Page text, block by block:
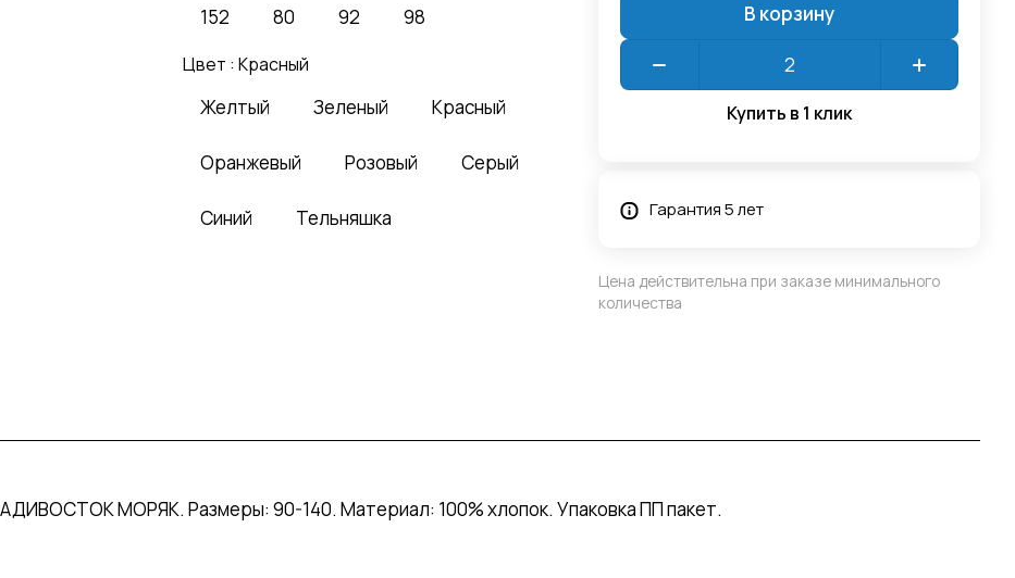
152 80 92 98
Цвет : Красный
Желтый Зеленый Красный
Оранжевый Розовый Серый
Синий Тельняшка
В корзину
Купить в 1 клик
Гарантия 5 лет
Цена действительна при заказе минимального
количества
МОРЯК. Размеры: 90-140. Материал: 100% хлопок. Упаковка ПП пакет.